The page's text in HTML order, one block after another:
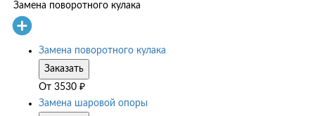
Замена поворотного кулака
Замена поворотного кулака
Заказать
От 3530 ₽
Замена шаровой опоры